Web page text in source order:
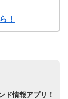
！
ド情報アプリ！